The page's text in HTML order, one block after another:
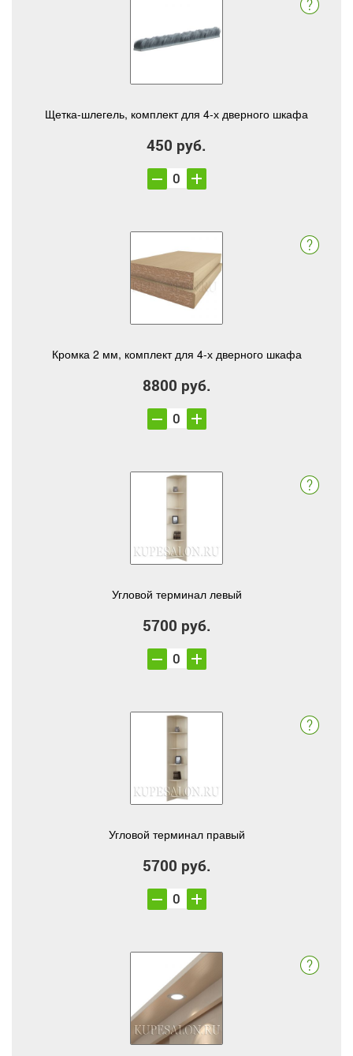
Щетка-шлегель, комплект для 4-х дверного шкафа
450 руб.
Кромка 2 мм, комплект для 4-х дверного шкафа
8800 руб.
Угловой терминал левый
5700 руб.
Угловой терминал правый
5700 руб.